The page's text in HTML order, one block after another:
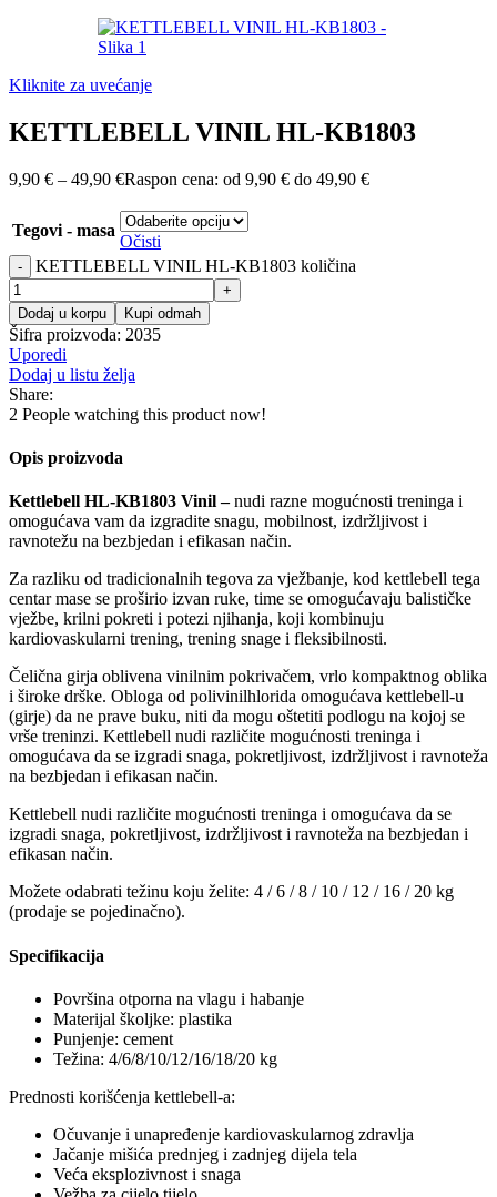
Kliknite za uvećanje
KETTLEBELL VINIL HL-KB1803
9,90 € – 49,90 €Raspon cena: od 9,90 € do 49,90 €
Tegovi - masa
Očisti
KETTLEBELL VINIL HL-KB1803 količina
Dodaj u korpu Kupi odmah
Šifra proizvoda: 2035
Uporedi
Dodaj u listu želja
Share:
2 People watching this product now!
Opis proizvoda
Kettlebell HL-KB1803 Vinil –nudi razne mogućnosti treninga i
omogućava vam da izgradite snagu, mobilnost, izdržljivost i
ravnotežu na bezbjedan i efikasan način.
Za razliku od tradicionalnih tegova za vježbanje, kod kettlebell tega
centar mase se proširio izvan ruke, time se omogućavaju balističke
vježbe, krilni pokreti i potezi njihanja, koji kombinuju
kardiovaskularni trening, trening snage i fleksibilnosti.
Čelična girja oblivena vinilnim pokrivačem, vrlo kompaktnog oblika
i široke drške. Obloga od polivinilhlorida omogućava kettlebell-u
(girje) da ne prave buku, niti da mogu oštetiti podlogu na kojoj se
vrše treninzi. Kettlebell nudi različite mogućnosti treninga i
omogućava da se izgradi snaga, pokretljivost, izdržljivost i ravnoteža
na bezbjedan i efikasan način.
Kettlebell nudi različite mogućnosti treninga i omogućava da se
izgradi snaga, pokretljivost, izdržljivost i ravnoteža na bezbjedan i
efikasan način.
Možete odabrati težinu koju želite: 4 / 6 / 8 / 10 / 12 / 16 / 20 kg
(prodaje se pojedinačno).
Specifikacija
Površina otporna na vlagu i habanje
Materijal školjke: plastika
Punjenje: cement
Težina: 4/6/8/10/12/16/18/20 kg
Prednosti korišćenja kettlebell-a:
Očuvanje i unapređenje kardiovaskularnog zdravlja
Jačanje mišića prednjeg i zadnjeg dijela tela
Veća eksplozivnost i snaga